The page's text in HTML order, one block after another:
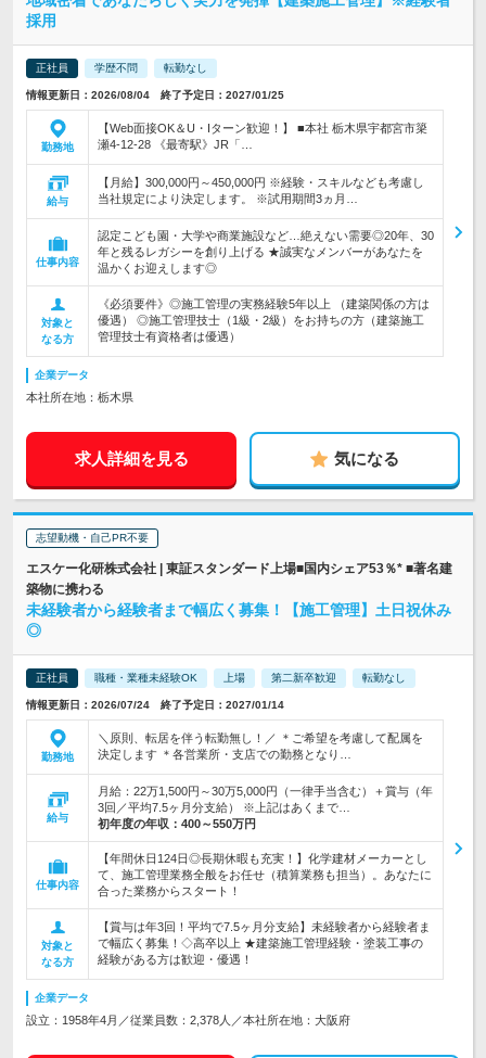
採用
正社員 学歴不問 転勤なし
情報更新日：2026/08/04 終了予定日：2027/01/25
勤務地
【Web面接OK＆U・Iターン歓迎！】 ■本社 栃木県宇都宮市簗
瀬4-12-28 《最寄駅》JR「…
給与
【月給】300,000円～450,000円 ※経験・スキルなども考慮し
当社規定により決定します。 ※試用期間3ヵ月…
仕事内容
認定こども園・大学や商業施設など…絶えない需要◎20年、30
年と残るレガシーを創り上げる ★誠実なメンバーがあなたを
温かくお迎えします◎
対象と
なる方
《必須要件》◎施工管理の実務経験5年以上 （建築関係の方は
優遇） ◎施工管理技士（1級・2級）をお持ちの方（建築施工
管理技士有資格者は優遇）
企業データ
本社所在地：栃木県
求人詳細を見る 気になる
志望動機・自己PR不要
エスケー化研株式会社 | 東証スタンダード上場■国内シェア53％* ■著名建
築物に携わる
未経験者から経験者まで幅広く募集！【施工管理】土日祝休み
◎
正社員 職種・業種未経験OK 上場 第二新卒歓迎 転勤なし
情報更新日：2026/07/24 終了予定日：2027/01/14
勤務地
＼原則、転居を伴う転勤無し！／ ＊ご希望を考慮して配属を
決定します ＊各営業所・支店での勤務となり…
給与
月給：22万1,500円～30万5,000円（一律手当含む）＋賞与（年
3回／平均7.5ヶ月分支給） ※上記はあくまで…
初年度の年収： 400～550万円
仕事内容
【年間休日124日◎長期休暇も充実！】化学建材メーカーとし
て、施工管理業務全般をお任せ（積算業務も担当）。あなたに
合った業務からスタート！
対象と
なる方
【賞与は年3回！平均で7.5ヶ月分支給】未経験者から経験者ま
で幅広く募集！◇高卒以上 ★建築施工管理経験・塗装工事の
経験がある方は歓迎・優遇！
企業データ
設立：1958年4月／従業員数：2,378人／本社所在地：大阪府